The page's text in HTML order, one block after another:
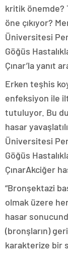
kritik önemde?
öne çıkıyor?
Üniversitesi
Göğüs
Çınar’la yanıt
Erken teşhis
enfeksiyon ile
tutuluyor. Bu
hasar
Üniversitesi
Göğüs
ÇınarAkciğer
“Bronşektazi
olmak üzere
hasar
(bronşların)
karakterize bir